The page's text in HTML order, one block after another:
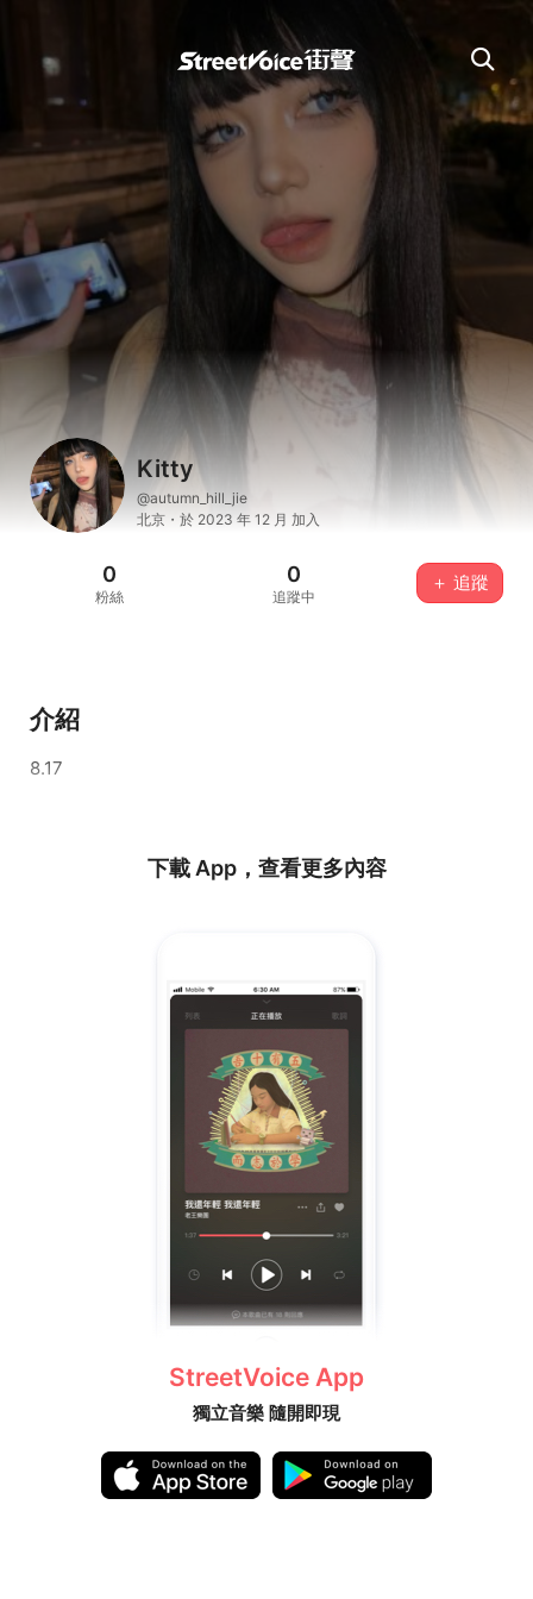
Kitty
@autumn_hill_jie
北京・於 2023 年 12 月 加入
0
粉絲
0
追蹤中
＋ 追蹤
介紹
8.17
下載 App，查看更多內容
StreetVoice App
獨立音樂 隨開即現